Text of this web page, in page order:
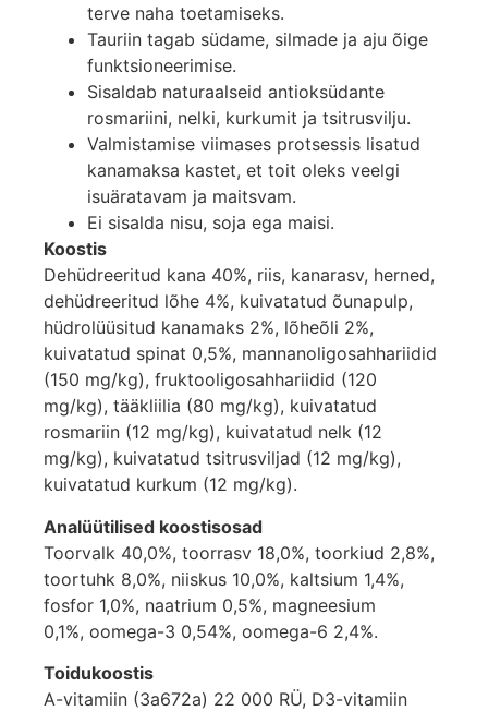
terve naha toetamiseks.
Tauriin tagab südame, silmade ja aju õige
funktsioneerimise.
Sisaldab naturaalseid antioksüdante
rosmariini, nelki, kurkumit ja tsitrusvilju.
Valmistamise viimases protsessis lisatud
kanamaksa kastet, et toit oleks veelgi
isuäratavam ja maitsvam.
Ei sisalda nisu, soja ega maisi.
Koostis
Dehüdreeritud kana 40%, riis, kanarasv, herned,
dehüdreeritud lõhe 4%, kuivatatud õunapulp,
hüdrolüüsitud kanamaks 2%, lõheõli 2%,
kuivatatud spinat 0,5%, mannanoligosahhariidid
(150 mg/kg), fruktooligosahhariidid (120
mg/kg), tääkliilia (80 mg/kg), kuivatatud
rosmariin (12 mg/kg), kuivatatud nelk (12
mg/kg), kuivatatud tsitrusviljad (12 mg/kg),
kuivatatud kurkum (12 mg/kg).
Analüütilised koostisosad
Toorvalk 40,0%, toorrasv 18,0%, toorkiud 2,8%,
toortuhk 8,0%, niiskus 10,0%, kaltsium 1,4%,
fosfor 1,0%, naatrium 0,5%, magneesium
0,1%, oomega-3 0,54%, oomega-6 2,4%.
Toidukoostis
A-vitamiin (3a672a) 22 000 RÜ, D3-vitamiin